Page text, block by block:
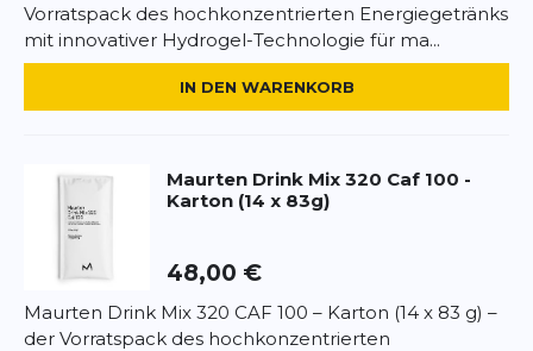
Vorratspack des hochkonzentrierten Energiegetränks
mit innovativer Hydrogel-Technologie für ma...
IN DEN WARENKORB
Maurten Drink Mix 320 Caf 100 -
Karton (14 x 83g)
48,00 €
Maurten Drink Mix 320 CAF 100 – Karton (14 x 83 g) –
der Vorratspack des hochkonzentrierten